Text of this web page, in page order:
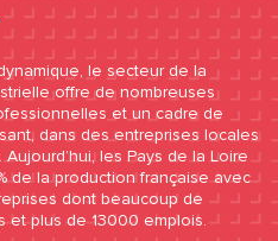
le secteur de la
offre de nombreuses
et un cadre de
dans des entreprises locales
les Pays de la Loire
de la production française avec
dont beaucoup de
et plus de 13000 emplois.